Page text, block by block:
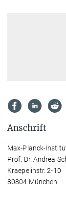
Anschrift
Max-Planck-
Prof. Dr. Andrea
Kraepelinstr. 2-10
80804 München